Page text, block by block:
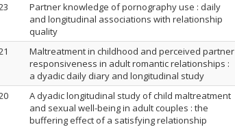
Partner knowledge of pornography use : daily
and longitudinal associations with relationship
quality
Maltreatment in childhood and perceived partner
responsiveness in adult romantic relationships :
a dyadic daily diary and longitudinal study
A dyadic longitudinal study of child maltreatment
and sexual well-being in adult couples : the
buffering effect of a satisfying relationship